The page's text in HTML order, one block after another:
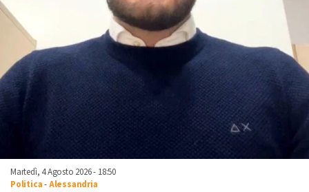
Martedì, 4 Agosto 2026 - 18:50
Politica-Alessandria